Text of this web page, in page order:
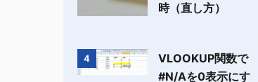
時（直し方）
4
VLOOKUP関数で
#N/Aを0表示にす